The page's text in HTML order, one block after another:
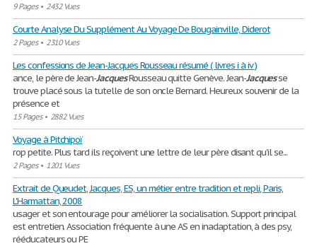
9 Pages• 2432 Vues
Courte Analyse Du Supplément Au Voyage De Bougainville, Diderot
2 Pages• 2310 Vues
Les confessions de Jean-Jacques Rousseau résumé ( livres i à iv )
ance, le père de Jean-JacquesRousseau quitte Genève. Jean-Jacquesse
trouve placé sous la tutelle de son oncle Bernard. Heureux souvenir de la
présence et
15 Pages• 2882 Vues
Voyage à Pitchipoï
rop petite. Plus tard ils reçoivent une lettre de leur père disant qu'il se...
2 Pages• 1201 Vues
Extrait de Queudet, Jacques, ES, un métier entre tradition et repli, Paris,
L'Harmattan, 2008
usager et son entourage pour améliorer la socialisation. Support principal
est entretien. Association fréquente à une AS en inadaptation, à des psy,
rééducateurs ou PE